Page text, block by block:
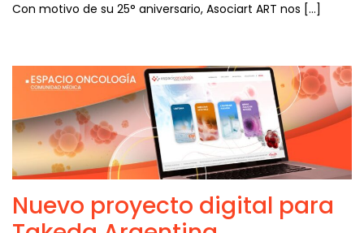
Con motivo de su 25° aniversario, Asociart ART nos […]
Nuevo proyecto digital para